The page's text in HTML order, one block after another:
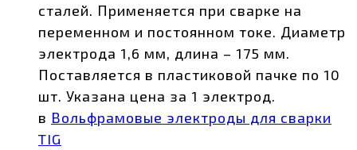
сталей. Применяется при сварке на
переменном и постоянном токе. Диаметр
электрода 1,6 мм, длина – 175 мм.
Поставляется в пластиковой пачке по 10
шт. Указана цена за 1 электрод.
в Вольфрамовые электроды для сварки
TIG